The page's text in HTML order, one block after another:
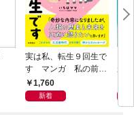
実は私、転生９回生で
す マンガ 私の前世
物語1,760
新着
が